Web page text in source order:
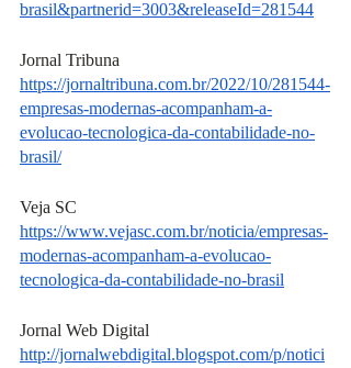
brasil&partnerid=3003&releaseId=281544
Jornal Tribuna
https://jornaltribuna.com.br/2022/10/281544-
empresas-modernas-acompanham-a-
evolucao-tecnologica-da-contabilidade-no-
brasil/
Veja SC
https://www.vejasc.com.br/noticia/empresas-
modernas-acompanham-a-evolucao-
tecnologica-da-contabilidade-no-brasil
Jornal Web Digital
http://jornalwebdigital.blogspot.com/p/notici